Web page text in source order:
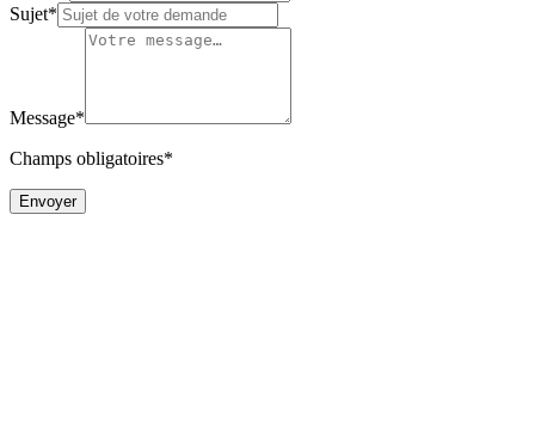
Sujet*
Message*
Champs obligatoires*
Envoyer